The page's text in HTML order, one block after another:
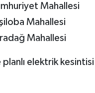
Mahallesi
Mahallesi
Mahallesi
elektrik kesintisi